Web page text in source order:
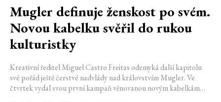
Mugler definuje ženskost po svém.
Novou kabelku svěřil do rukou
kulturistky
Kreativní ředitel Miguel Castro Freitas odemyká další kapitolu
své pořád ještě čerstvé nadvlády nad královstvím Mugler. Ve
čtvrtek vydal svou první kampaň věnovanou novým kabelkám